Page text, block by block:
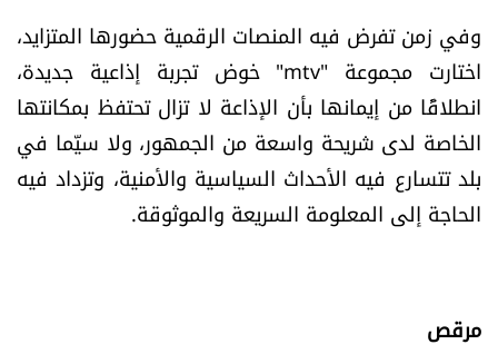
ثقافة وفنون
فصل من كتاب
اقرأ تضحك
سجالات
وفي زمن تفرض فيه المنصات الرقمية حضورها المتزايد،
اختارت مجموعة "mtv" خوض تجربة إذاعية جديدة،
انطلاقًا من إيمانها بأن الإذاعة لا تزال تحتفظ بمكانتها
الخاصة لدى شريحة واسعة من الجمهور، ولا سيّما في
بلد تتسارع فيه الأحداث السياسية والأمنية، وتزداد فيه
الحاجة إلى المعلومة السريعة والموثوقة.
مرقص